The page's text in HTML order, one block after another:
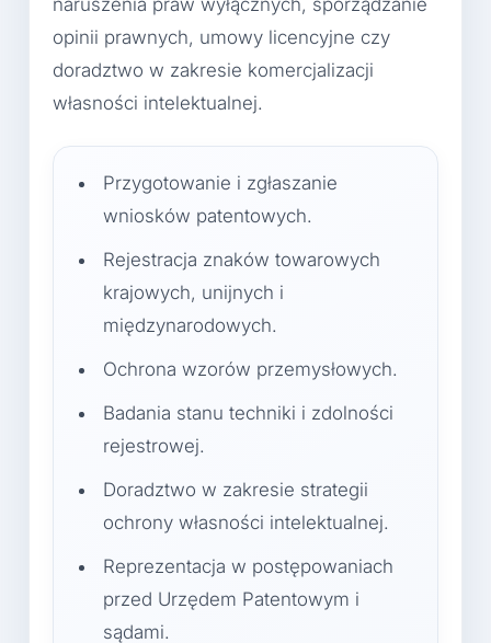
naruszenia praw wyłącznych, sporządzanie
opinii prawnych, umowy licencyjne czy
doradztwo w zakresie komercjalizacji
własności intelektualnej.
Przygotowanie i zgłaszanie
wniosków patentowych.
Rejestracja znaków towarowych
krajowych, unijnych i
międzynarodowych.
Ochrona wzorów przemysłowych.
Badania stanu techniki i zdolności
rejestrowej.
Doradztwo w zakresie strategii
ochrony własności intelektualnej.
Reprezentacja w postępowaniach
przed Urzędem Patentowym i
sądami.